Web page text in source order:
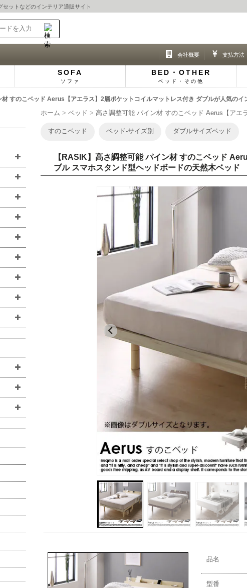
セット などのインテリア通販サイト
会社概要 支払方法
SOFA
ソファ
BED・OTHER
ベッド・その他
材 すのこベッド Aerus【アエラス】2層ポケットコイルマットレス付き ダブルが人気の
ホーム ベッド 高さ調整可能 パイン材 すのこベッド Aerus【アエラ
すのこベッド ベッド-サイズ別 ダブルサイズベッド
【RASIK】高さ調整可能 パイン材 すのこベッド
ブル スマホスタンド型ヘッドボードの天然木ベッド
品名
型番